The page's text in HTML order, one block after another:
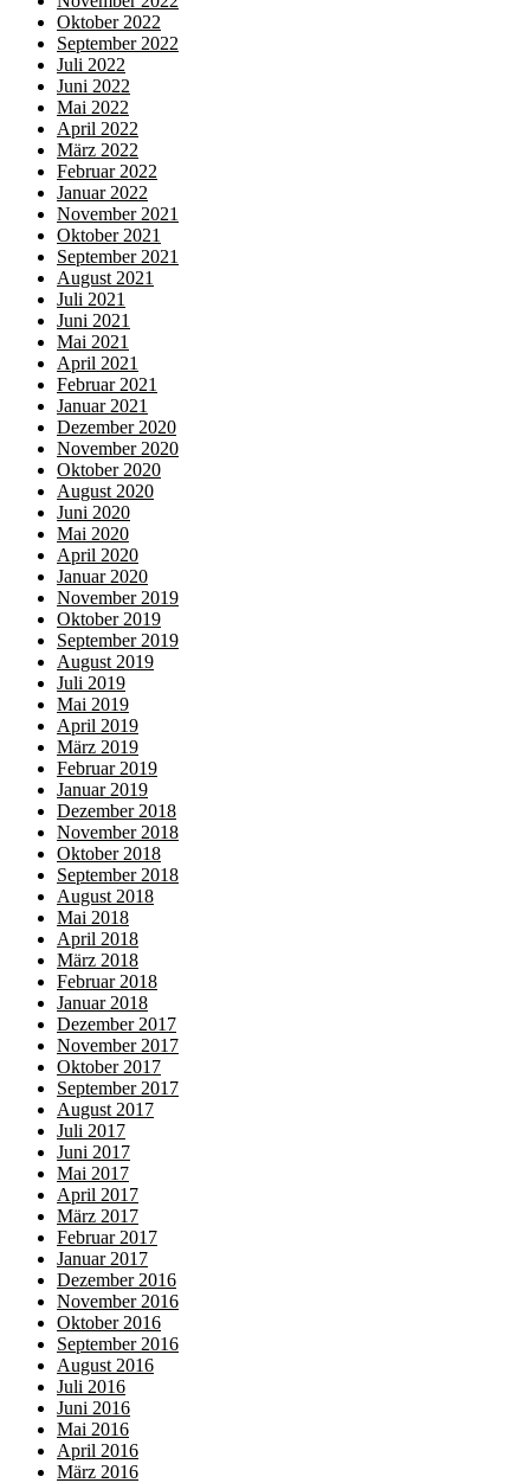
Oktober 2022
September 2022
Juli 2022
Juni 2022
Mai 2022
April 2022
März 2022
Februar 2022
Januar 2022
November 2021
Oktober 2021
September 2021
August 2021
Juli 2021
Juni 2021
Mai 2021
April 2021
Februar 2021
Januar 2021
Dezember 2020
November 2020
Oktober 2020
August 2020
Juni 2020
Mai 2020
April 2020
Januar 2020
November 2019
Oktober 2019
September 2019
August 2019
Juli 2019
Mai 2019
April 2019
März 2019
Februar 2019
Januar 2019
Dezember 2018
November 2018
Oktober 2018
September 2018
August 2018
Mai 2018
April 2018
März 2018
Februar 2018
Januar 2018
Dezember 2017
November 2017
Oktober 2017
September 2017
August 2017
Juli 2017
Juni 2017
Mai 2017
April 2017
März 2017
Februar 2017
Januar 2017
Dezember 2016
November 2016
Oktober 2016
September 2016
August 2016
Juli 2016
Juni 2016
Mai 2016
April 2016
März 2016